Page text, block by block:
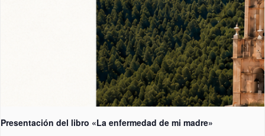
Presentación del libro «La enfermedad de mi madre»